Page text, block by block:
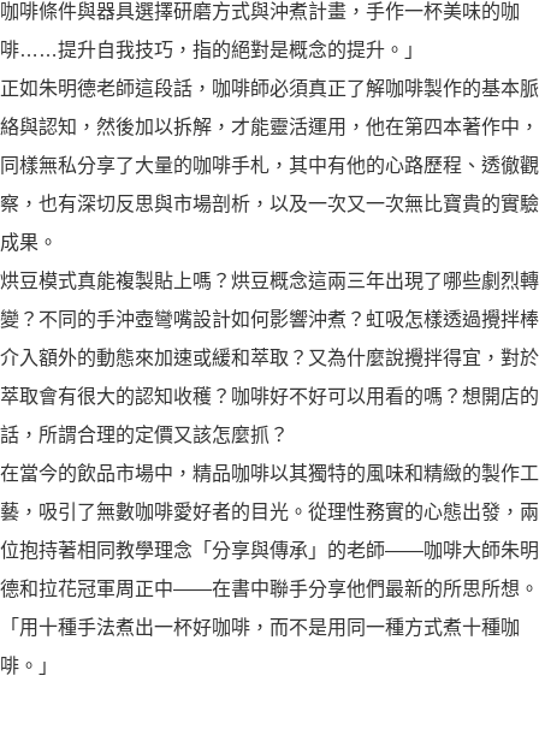
咖啡條件與器具選擇研磨方式與沖煮計畫，手作一杯美味的咖
啡……提升自我技巧，指的絕對是概念的提升。」
正如朱明德老師這段話，咖啡師必須真正了解咖啡製作的基本脈
絡與認知，然後加以拆解，才能靈活運用，他在第四本著作中，
同樣無私分享了大量的咖啡手札，其中有他的心路歷程、透徹觀
察，也有深切反思與市場剖析，以及一次又一次無比寶貴的實驗
成果。
烘豆模式真能複製貼上嗎？烘豆概念這兩三年出現了哪些劇烈轉
變？不同的手沖壺彎嘴設計如何影響沖煮？虹吸怎樣透過攪拌棒
介入額外的動態來加速或緩和萃取？又為什麼說攪拌得宜，對於
萃取會有很大的認知收穫？咖啡好不好可以用看的嗎？想開店的
話，所謂合理的定價又該怎麼抓？
在當今的飲品市場中，精品咖啡以其獨特的風味和精緻的製作工
藝，吸引了無數咖啡愛好者的目光。從理性務實的心態出發，兩
位抱持著相同教學理念「分享與傳承」的老師――咖啡大師朱明
德和拉花冠軍周正中――在書中聯手分享他們最新的所思所想。
「用十種手法煮出一杯好咖啡，而不是用同一種方式煮十種咖
啡。」